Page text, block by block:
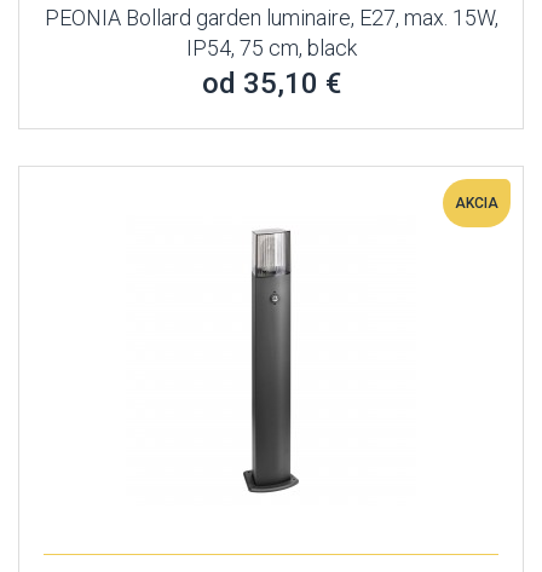
PEONIA Bollard garden luminaire, E27, max. 15W,
IP54, 75 cm, black
od 35,10 €
AKCIA